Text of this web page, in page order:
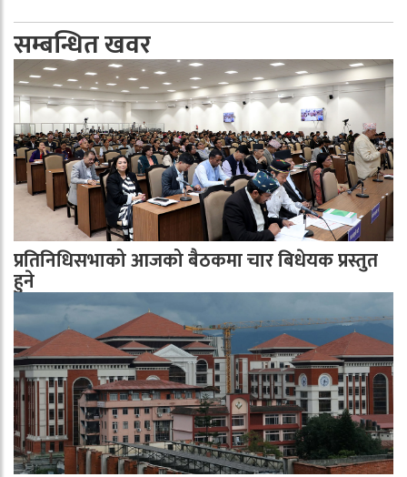
सम्बन्धित खवर
प्रतिनिधिसभाको आजको बैठकमा चार बिधेयक प्रस्तुत
हुने